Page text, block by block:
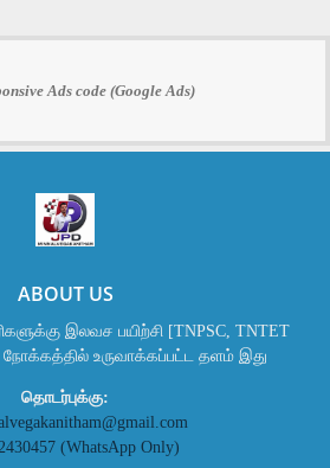
Ads code (Google Ads)
ABOUT US
இலவச பயிற்சி [TNPSC, TNTET
நோக்கத்தில் உருவாக்கப்பட்ட தளம் இது
தொடர்புக்கு:
(WhatsApp Only)